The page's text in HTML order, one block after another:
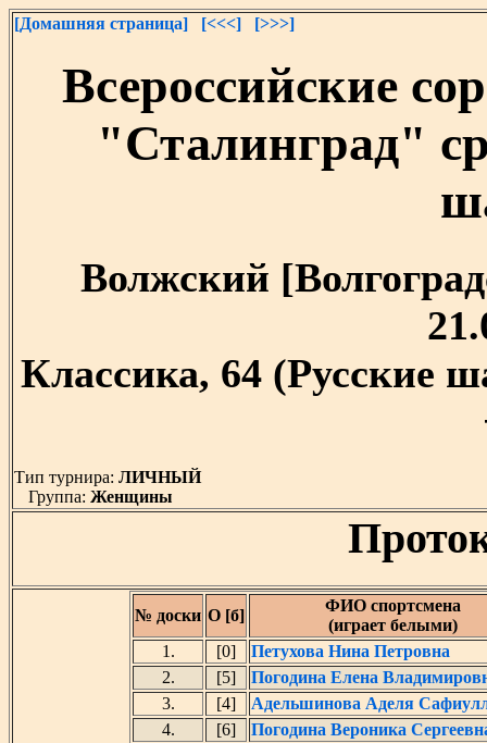
[Домашняя страница] [<<<] [>>>]
Всероссийские
"Сталинград"
Волжский
Классика, 64 (Русские
Тип турнира: ЛИЧНЫЙ
Группа: Женщины
№ доски О [б]
ФИО спортсмена
(играет белыми)
1.
[0]
Петухова Нина Петровна
2.
[5]
Погодина Елена
3.
[4]
Адельшинова Аделя
4.
[6] Погодина Вероника